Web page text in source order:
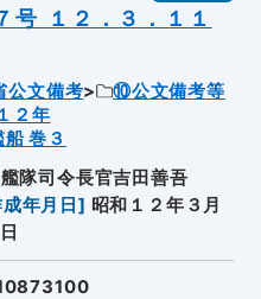
号 １２．３．１１
公文備考
⑩公文備考等
２年
巻３
隊司令長官吉田善吾
年月日] 昭和１２年３月